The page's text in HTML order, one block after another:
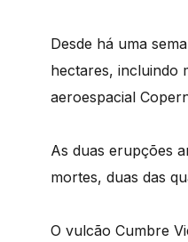
Desde há uma
hectares, incluindo
aeroespacial
As duas erupções
mortes, duas das
O vulcão Cumbre